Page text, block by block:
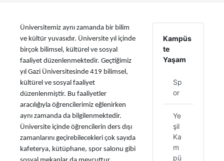
Üniversitemiz aynı zamanda bir bilim
ve kültür yuvasıdır. Üniversite yıl içinde
birçok bilimsel, kültürel ve sosyal
faaliyet düzenlenmektedir. Geçtiğimiz
yıl Gazi Üniversitesinde 419 bilimsel,
kültürel ve sosyal faaliyet
düzenlenmiştir. Bu faaliyetler
aracılığıyla öğrencilerimiz eğlenirken
aynı zamanda da bilgilenmektedir.
Üniversite içinde öğrencilerin ders dışı
zamanlarını geçirebilecekleri çok sayıda
kafeterya, kütüphane, spor salonu gibi
Kampüs
te
Yaşam
Sp
or
Ye
şil
Ka
m
pü